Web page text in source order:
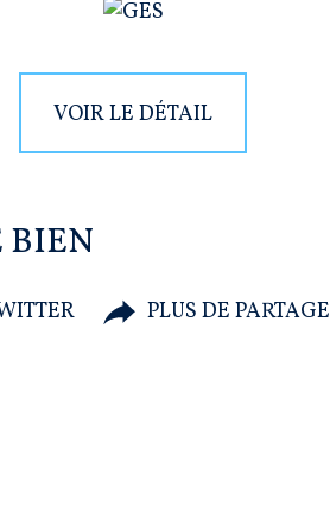
VOIR LE DÉTAIL
BIEN
PLUS DE PARTAGE